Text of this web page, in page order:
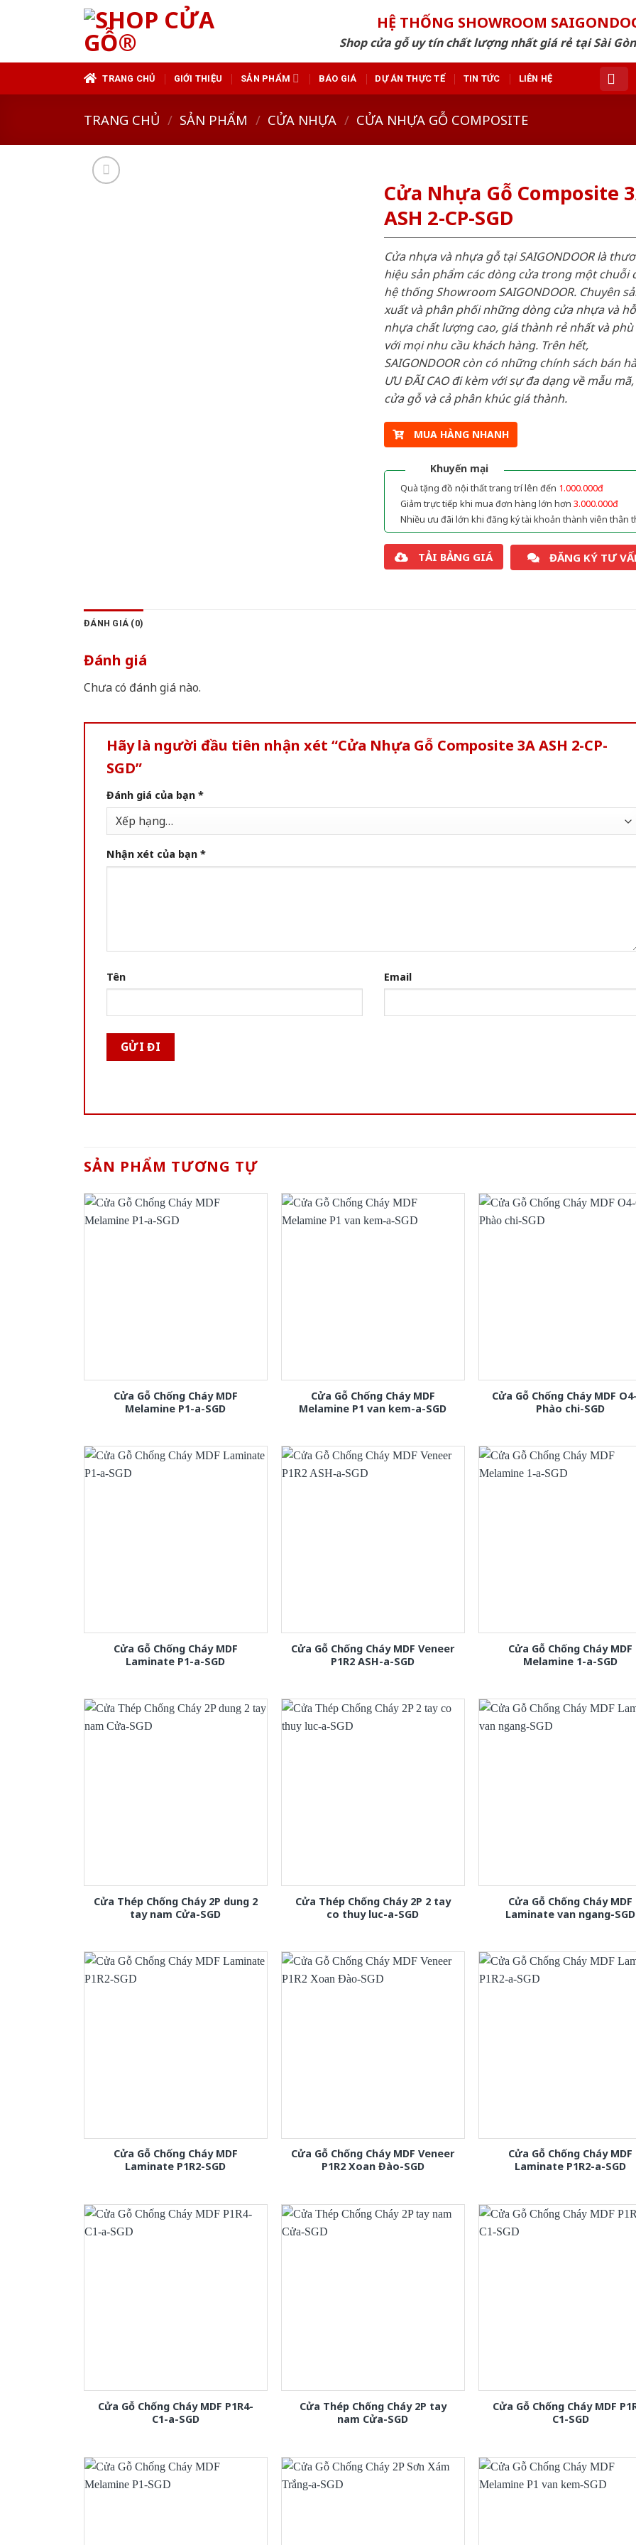
HỆ THỐNG SHOWROOM
Shop cửa gỗ uy tín chất lượng nhất giá rẻ tại Sài
TRANG CHỦ GIỚI THIỆU SẢN PHẨM BÁO GIÁ DỰ ÁN THỰC TẾ TIN TỨC LIÊN HỆ
TRANG CHỦ / SẢN PHẨM / CỬA NHỰA / CỬA NHỰA GỖ COMPOSITE
Cửa Nhựa Gỗ Composite
ASH 2-CP-SGD
Cửa nhựa và nhựa gỗ tại SAIGONDOOR là
hiệu sản phẩm các dòng cửa trong một chuỗi
hệ thống Showroom SAIGONDOOR. Chuyên
xuất và phân phối những dòng cửa nhựa và
nhựa chất lượng cao, giá thành rẻ nhất và
với mọi nhu cầu khách hàng. Trên hết,
SAIGONDOOR còn có những chính sách bán
ƯU ĐÃI CAO đi kèm với sự đa dạng về mẫu
cửa gỗ và cả phân khúc giá thành.
MUA HÀNG NHANH
Khuyến mại
Quà tặng đồ nội thất trang trí lên đến 1.000.000đ
Giảm trực tiếp khi mua đơn hàng lớn hơn 3.000.000đ
Nhiều ưu đãi lớn khi đăng ký tài khoản thành viên thân
TẢI BẢNG GIÁ ĐĂNG KÝ TƯ
ĐÁNH GIÁ (0)
Đánh giá
Chưa có đánh giá nào.
Hãy là người đầu tiên nhận xét “Cửa Nhựa Gỗ Composite 3A ASH 2-CP-
SGD”
Đánh giá của bạn *
Nhận xét của bạn *
Tên Email
SẢN PHẨM TƯƠNG TỰ
Cửa Gỗ Chống Cháy MDF
Melamine P1-a-SGD
Cửa Gỗ Chống Cháy MDF
Melamine P1 van kem-a-SGD
Cửa Gỗ Chống Cháy MDF
Phào chi-SGD
Cửa Gỗ Chống Cháy MDF
Laminate P1-a-SGD
Cửa Gỗ Chống Cháy MDF Veneer
P1R2 ASH-a-SGD
Cửa Gỗ Chống Cháy MDF
Melamine 1-a-SGD
Cửa Thép Chống Cháy 2P dung 2
tay nam Cửa-SGD
Cửa Thép Chống Cháy 2P 2 tay
co thuy luc-a-SGD
Cửa Gỗ Chống Cháy MDF
Laminate van ngang-SGD
Cửa Gỗ Chống Cháy MDF
Laminate P1R2-SGD
Cửa Gỗ Chống Cháy MDF Veneer
P1R2 Xoan Đào-SGD
Cửa Gỗ Chống Cháy MDF
Laminate P1R2-a-SGD
Cửa Gỗ Chống Cháy MDF P1R4-
C1-a-SGD
Cửa Thép Chống Cháy 2P tay
nam Cửa-SGD
Cửa Gỗ Chống Cháy MDF
C1-SGD